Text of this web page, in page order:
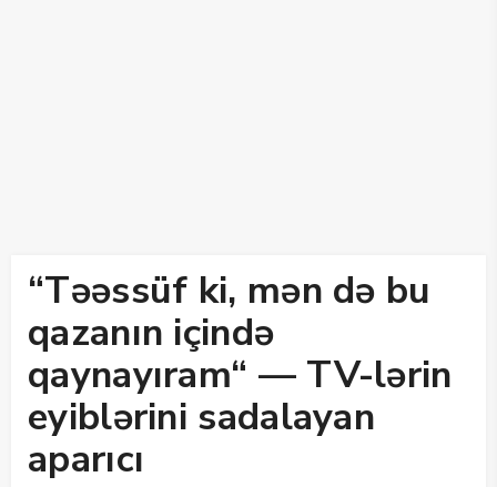
“Təəssüf ki, mən də bu
qazanın içində
qaynayıram“ — TV-lərin
eyiblərini sadalayan
aparıcı